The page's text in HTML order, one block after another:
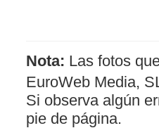
Nota: Las fotos
EuroWeb Media,
Si observa algún
pie de página.